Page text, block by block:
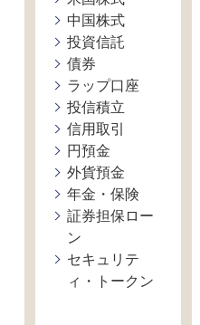
中国株式
投資信託
債券
ラップ口座
投信積立
信用取引
円預金
外貨預金
年金・保険
証券担保ロー
ン
セキュリテ
ィ・トークン